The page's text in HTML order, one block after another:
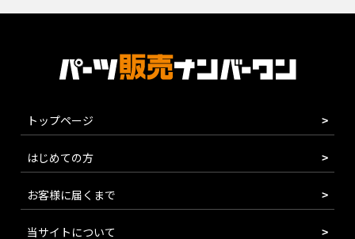
トップページ
はじめての方
お客様に届くまで
当サイトについて